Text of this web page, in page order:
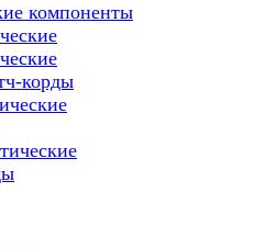
компоненты
корды